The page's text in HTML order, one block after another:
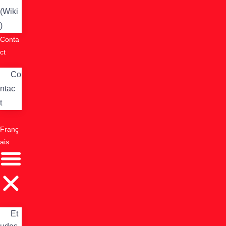
(Wiki
)
Conta
ct
Co
ntac
t
Franç
ais
Et